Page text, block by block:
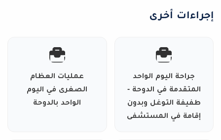
إجراءات أخرى
جراحة اليوم الواحد
المتقدمة في الدوحة -
طفيفة التوغل وبدون
إقامة في المستشفى
عمليات العظام
الصغرى في اليوم
الواحد بالدوحة